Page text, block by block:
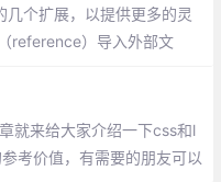
个扩展，以提供更多的灵
reference）导入外部文
就来给大家介绍一下css和l
考价值，有需要的朋友可以